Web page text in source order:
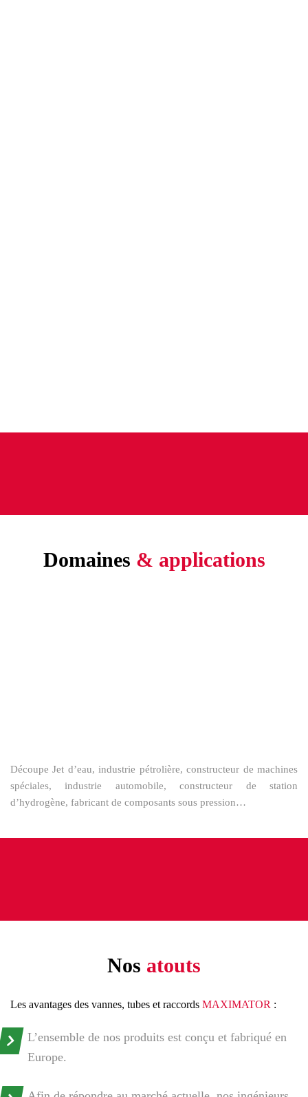
Nom
Domaines & applications
Découpe Jet d’eau, industrie pétrolière, constructeur de machines
spéciales, industrie automobile, constructeur de station
d’hydrogène, fabricant de composants sous pression…
Nos atouts
Les avantages des vannes, tubes et raccords MAXIMATOR :
L’ensemble de nos produits est conçu et fabriqué en
Europe.